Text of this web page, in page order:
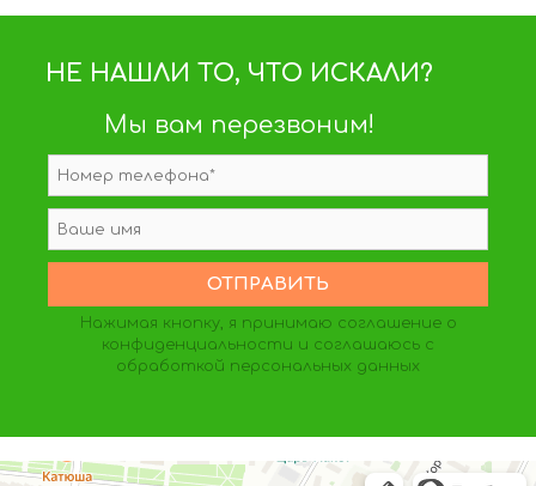
НЕ НАШЛИ ТО, ЧТО ИСКАЛИ?
Мы вам перезвоним!
Нажимая кнопку, я принимаю соглашение о
конфиденциальности и соглашаюсь с
обработкой персональных данных